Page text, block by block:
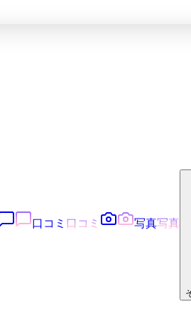
口コミ 口コミ 写真写真